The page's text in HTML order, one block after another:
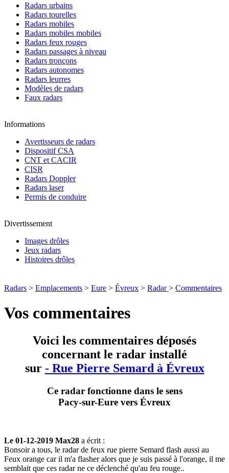
Radars urbains
Radars tourelles
Radars mobiles
Radars mobiles mobiles
Radars feux rouges
Radars passages à niveau
Radars tronçons
Radars autonomes
Radars leurres
Modèles de radars
Faux radars
Informations
Avertisseurs de radars
Dispositif CSA
CNT et CACIR
CISR
Radars Doppler
Radars laser
Permis de conduire
Divertissement
Images drôles
Jeux radars
Histoires drôles
Radars > Emplacements > Eure > Évreux > Radar> Commentaires
Vos commentaires
Voici les commentaires déposés
concernant le radar installé
sur - Rue Pierre Semard à Évreux
Ce radar fonctionne dans le sens
Pacy-sur-Eure vers Évreux
Le 01-12-2019 Max28 a écrit :
Bonsoir a tous, le radar de feux rue pierre Semard flash aussi au
Feux orange car il m'a flasher alors que je suis passé à l'orange, il me
semblait que ces radar ne ce déclenché qu'au feu rouge..